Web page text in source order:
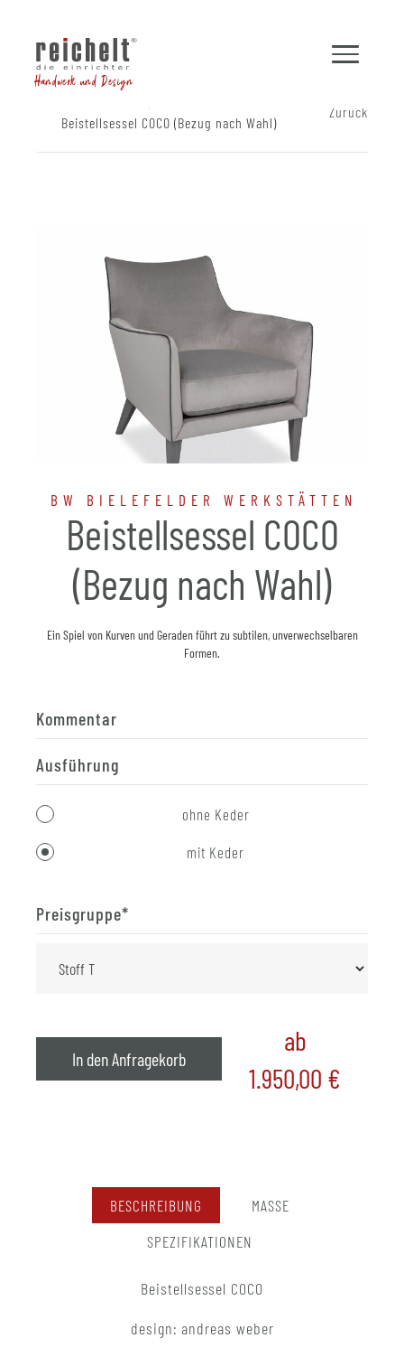
Handwerk und Design
Beistellsessel COCO (Bezug nach Wahl)
Zurück
BW BIELEFELDER WERKSTÄTTEN
Beistellsessel COCO
(Bezug nach Wahl)
Ein Spiel von Kurven und Geraden führt zu subtilen, unverwechselbaren
Formen.
Kommentar
Ausführung
ohne Keder
mit Keder
Preisgruppe*
In den Anfragekorb
ab
1.950,00 €
BESCHREIBUNG
MASSE
SPEZIFIKATIONEN
Beistellsessel COCO
design: andreas weber